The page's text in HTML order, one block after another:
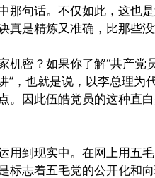
那句话。不仅如此，这也
真是精炼又准确，比那些
机密？如果你了解“共产
，也就是说，以李总理为
。因此伍皓党员的这种
用到现实中。在网上用五
标志着五毛党的公开化和